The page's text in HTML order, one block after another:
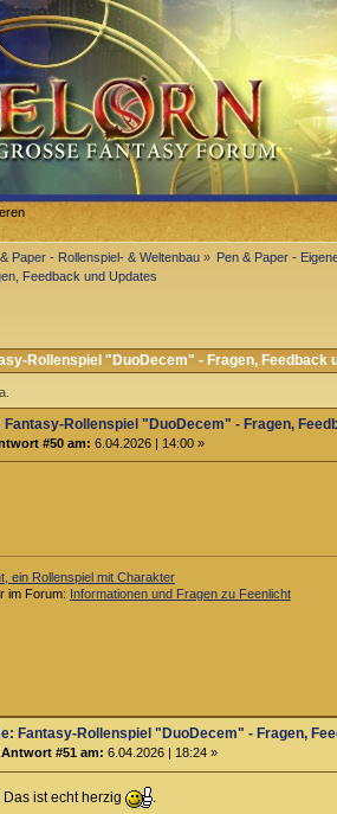
Paper - Rollenspiel- & Weltenbau » Pen & Paper -
Feedback und Updates
Rollenspiel "DuoDecem" - Fragen, Feedback
Fantasy-Rollenspiel "DuoDecem" - Fragen,
#50 am: 6.04.2026 | 14:00 »
ein Rollenspiel mit Charakter
im Forum: Informationen und Fragen zu Feenlicht
Fantasy-Rollenspiel "DuoDecem" - Fragen,
Antwort #51 am: 6.04.2026 | 18:24 »
Das ist echt herzig .